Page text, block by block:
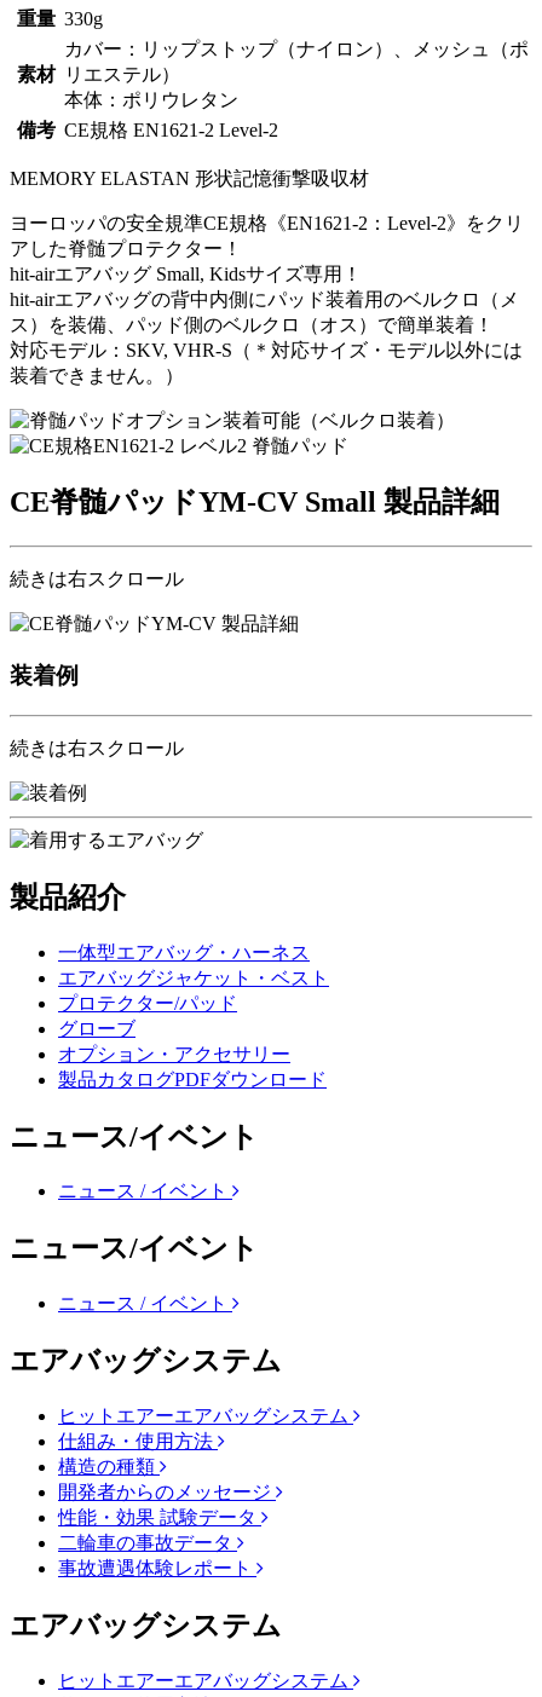
重量 330g
素材
カバー：リップストップ（ナイロン）、メッシュ（ポ
リエステル）
本体：ポリウレタン
備考 CE規格 EN1621-2 Level-2
MEMORY ELASTAN 形状記憶衝撃吸収材
ヨーロッパの安全規準CE規格《EN1621-2：Level-2》をクリ
アした脊髄プロテクター！
hit-airエアバッグ Small, Kidsサイズ専用！
hit-airエアバッグの背中内側にパッド装着用のベルクロ（メ
ス）を装備、パッド側のベルクロ（オス）で簡単装着！
対応モデル：SKV, VHR-S（＊対応サイズ・モデル以外には
装着できません。）
CE脊髄パッドYM-CV Small 製品詳細
続きは右スクロール
装着例
続きは右スクロール
製品紹介
一体型エアバッグ・ハーネス
エアバッグジャケット・ベスト
プロテクター/パッド
グローブ
オプション・アクセサリー
製品カタログPDFダウンロード
ニュース/イベント
ニュース / イベント
ニュース/イベント
ニュース / イベント
エアバッグシステム
ヒットエアーエアバッグシステム
仕組み・使用方法
構造の種類
開発者からのメッセージ
性能・効果 試験データ
二輪車の事故データ
事故遭遇体験レポート
エアバッグシステム
ヒットエアーエアバッグシステム